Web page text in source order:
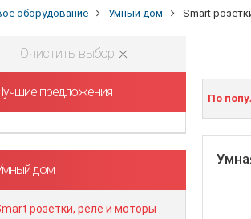
оборудование Умный дом Smart
Очистить выбор
предложения
дом
розетки, реле и моторы
По